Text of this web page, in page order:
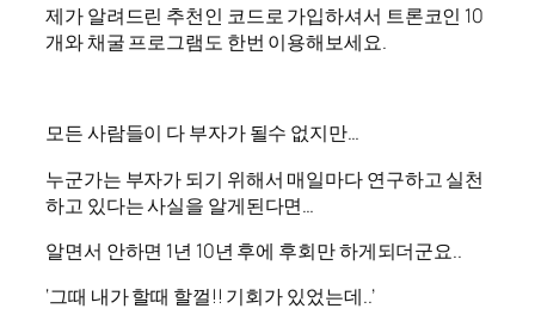
제가 알려드린 추천인 코드로 가입하셔서 트론코인 10
개와 채굴 프로그램도 한번 이용해보세요.
모든 사람들이 다 부자가 될수 없지만…
누군가는 부자가 되기 위해서 매일마다 연구하고 실천
하고 있다는 사실을 알게된다면…
알면서 안하면 1년 10년 후에 후회만 하게되더군요..
‘그때 내가 할때 할껄!! 기회가 있었는데..’